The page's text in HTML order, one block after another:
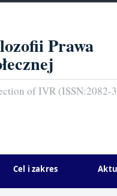
Prawa
of IVR (ISSN:2082-
Cel i zakres